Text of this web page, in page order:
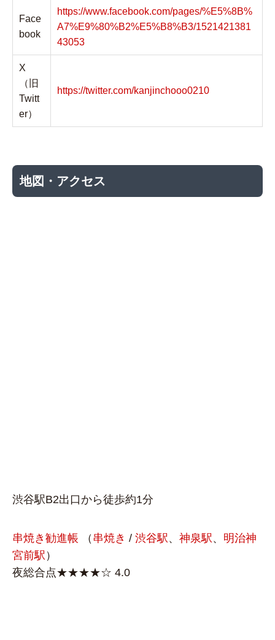
Face
book
https://www.facebook.com/pages/%E5%8B%
A7%E9%80%B2%E5%B8%B3/1521421381
43053
X
（旧
Twitt
er）
https://twitter.com/kanjinchooo0210
地図・アクセス
渋谷駅B2出口から徒歩約1分
串焼き勧進帳 （ 串焼き / 渋谷駅 、 神泉駅 、 明治神
宮前駅 ）
夜総合点★★★★☆ 4.0